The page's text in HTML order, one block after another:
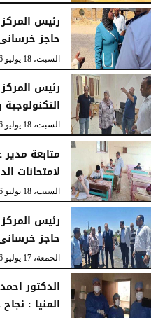
رئيس
حاجز
السبت، 18 يوليو 2026
رئيس المركز
التكنولوجية
السبت، 18 يوليو 2026
متابعة مدير
لامتحانات
السبت، 18 يوليو 2026
رئيس
حاجز
الجمعة، 17 يوليو 2026
الدكتور
المنيا :